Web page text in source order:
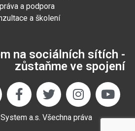
a podpora
a školení
na sociálních sítích -
zůstaňme ve spojení
a.s. Všechna práva